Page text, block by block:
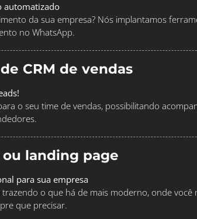
automatizado
da sua empresa? Nós implantamos
no WhatsApp.
CRM de vendas
o seu time de vendas, possibilitando
landing page
para sua empresa
trazendo o que há de mais moderno, onde você
que precisar.